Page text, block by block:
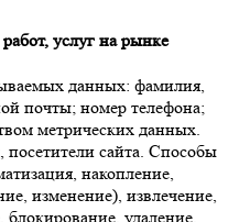
услуг на рынке
данных: фамилия,
почты; номер телефона;
метрических данных.
сайта. Способы
накопление,
изменение), извлечение,
блокирование, удаление,